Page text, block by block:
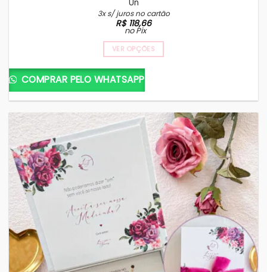
Un
3x s/ juros no cartão
R$118,66
no Pix
VER OPÇÕES
COMPRAR PELO WHATSAPP